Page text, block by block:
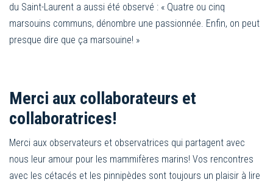
du Saint-Laurent a aussi été observé : « Quatre ou cinq
marsouins communs, dénombre une passionnée. Enfin, on peut
presque dire que ça marsouine! »
Merci aux collaborateurs et
collaboratrices!
Merci aux observateurs et observatrices qui partagent avec
nous leur amour pour les mammifères marins! Vos rencontres
avec les cétacés et les pinnipèdes sont toujours un plaisir à lire